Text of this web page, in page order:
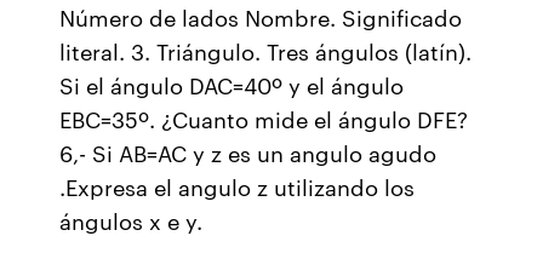
Número de lados Nombre. Significado
literal. 3. Triángulo. Tres ángulos (latín).
Si el ángulo DAC=40º y el ángulo
EBC=35º. ¿Cuanto mide el ángulo DFE?
6,- Si AB=AC y z es un angulo agudo
.Expresa el angulo z utilizando los
ángulos x e y.